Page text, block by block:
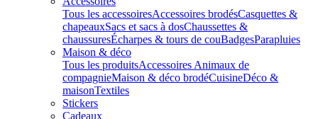
Tous les accessoiresAccessoires brodésCasquettes &
chapeauxSacs et sacs à dosChaussettes &
chaussuresÉcharpes & tours de couBadgesParapluies
Maison & déco
Tous les produitsAccessoires Animaux de
compagnieMaison & déco brodéCuisineDéco &
maisonTextiles
Stickers
Cadeaux